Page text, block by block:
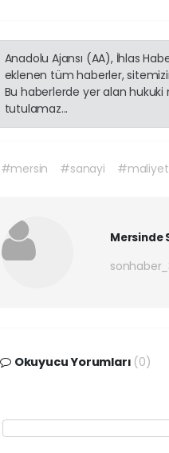
Anadolu Ajansı (AA), İhlas
eklenen tüm haberler,
Bu haberlerde yer alan
tutulamaz...
#mersin #sanayi #maliyet
Mersinde
Okuyucu Yorumları (0)